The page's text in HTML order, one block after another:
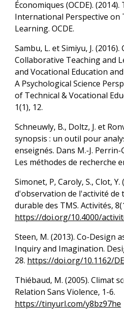
Économiques (OCDE).
International Perspective on
Learning. OCDE.
Sambu, L. et Simiyu, J.
Collaborative Teaching and
and Vocational Education
A Psychological Science
of Technical & Vocational
1(1), 12.
Schneuwly, B., Doltz, J. et
synopsis : un outil pour
enseignés. Dans M.-J. Perrin-
Les méthodes de recherche
Simonet, P, Caroly, S., Clot,
d'observation de l'activité de
durable des TMS. Activités,
https://doi.org/10.4000/
Steen, M. (2013). Co-Design
Inquiry and Imagination.
28. https://doi.org/10.1162/
Thiébaud, M. (2005). Climat
Relation Sans Violence, 1-6.
https://tinyurl.com/y8bz97he